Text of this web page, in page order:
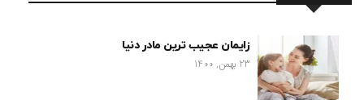
زایمان عجیب ترین مادر دنیا
23 بهمن, 1400